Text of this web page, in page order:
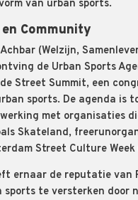
van urban sports.
Community
(Welzijn,
de Urban Sports
Street Summit, een
sports. De agenda is
met organisaties
Skateland,
Street Culture Week
ernaar de reputatie van
te versterken door